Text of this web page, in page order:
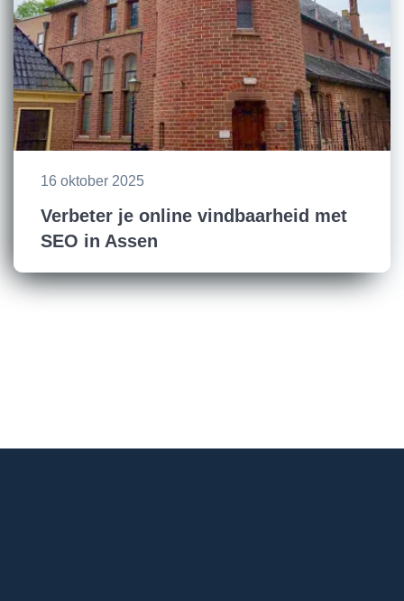
16 oktober 2025
Verbeter je online vindbaarheid met
SEO in Assen